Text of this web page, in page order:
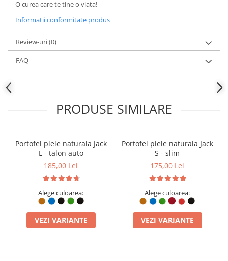
O curea care te tine o viata!
Informatii conformitate produs
Review-uri(0)
FAQ
PRODUSE SIMILARE
Portofel piele naturala Jack
L - talon auto
185,00 Lei
Alege culoarea:
VEZI VARIANTE
Portofel piele naturala Jack
S - slim
175,00 Lei
Alege culoarea:
VEZI VARIANTE